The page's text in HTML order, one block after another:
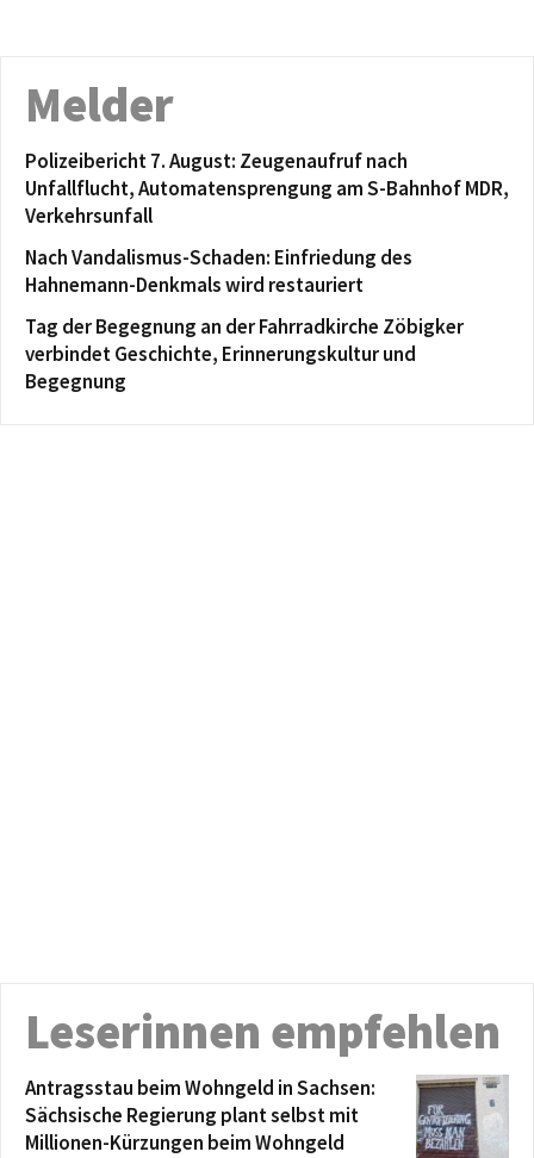
Melder
Polizeibericht 7. August: Zeugenaufruf nach
Unfallflucht, Automatensprengung am S-Bahnhof MDR,
Verkehrsunfall
Nach Vandalismus-Schaden: Einfriedung des
Hahnemann-Denkmals wird restauriert
Tag der Begegnung an der Fahrradkirche Zöbigker
verbindet Geschichte, Erinnerungskultur und
Begegnung
Leserinnen empfehlen
Antragsstau beim Wohngeld in Sachsen:
Sächsische Regierung plant selbst mit
Millionen-Kürzungen beim Wohngeld